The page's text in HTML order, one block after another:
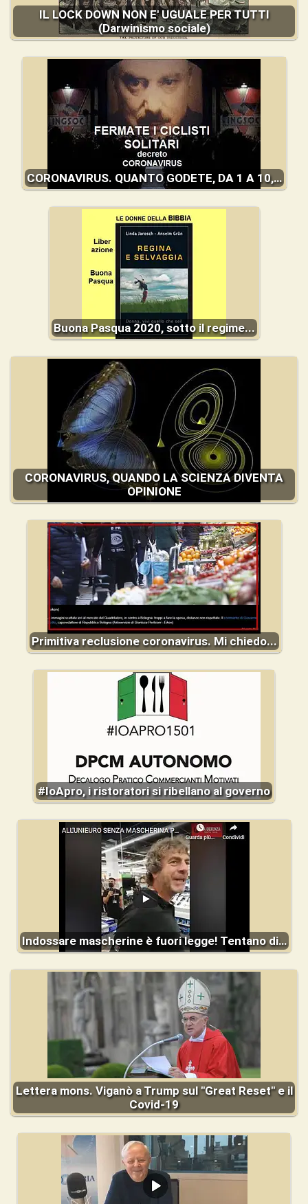
IL LOCK DOWN NON E' UGUALE PER TUTTI
(Darwinismo sociale)
CORONAVIRUS. QUANTO GODETE, DA 1 A 10,…
Buona Pasqua 2020, sotto il regime...
CORONAVIRUS, QUANDO LA SCIENZA DIVENTA
OPINIONE
Primitiva reclusione coronavirus. Mi chiedo...
#IoApro, i ristoratori si ribellano al governo
Indossare mascherine è fuori legge! Tentano di…
Lettera mons. Viganò a Trump sul "Great Reset" e il
Covid-19